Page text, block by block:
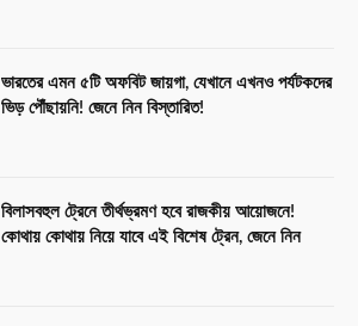
ভারতের এমন ৫টি অফবিট জায়গা, যেখানে এখনও পর্যটকদের
ভিড় পৌঁছায়নি! জেনে নিন বিস্তারিত!
বিলাসবহুল ট্রেনে তীর্থভ্রমণ হবে রাজকীয় আয়োজনে!
কোথায় কোথায় নিয়ে যাবে এই বিশেষ ট্রেন, জেনে নিন